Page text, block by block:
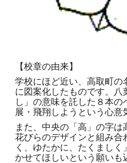
【校章の由来】
学校にほど近い、高取町の
に図案化したものです。八
し」の意味を託した８本
展・飛翔しようという心意
また、中央の「高」の字
花びらのデザインと組み合
く、ゆたかに、たくまし
かせてほしいという願いも